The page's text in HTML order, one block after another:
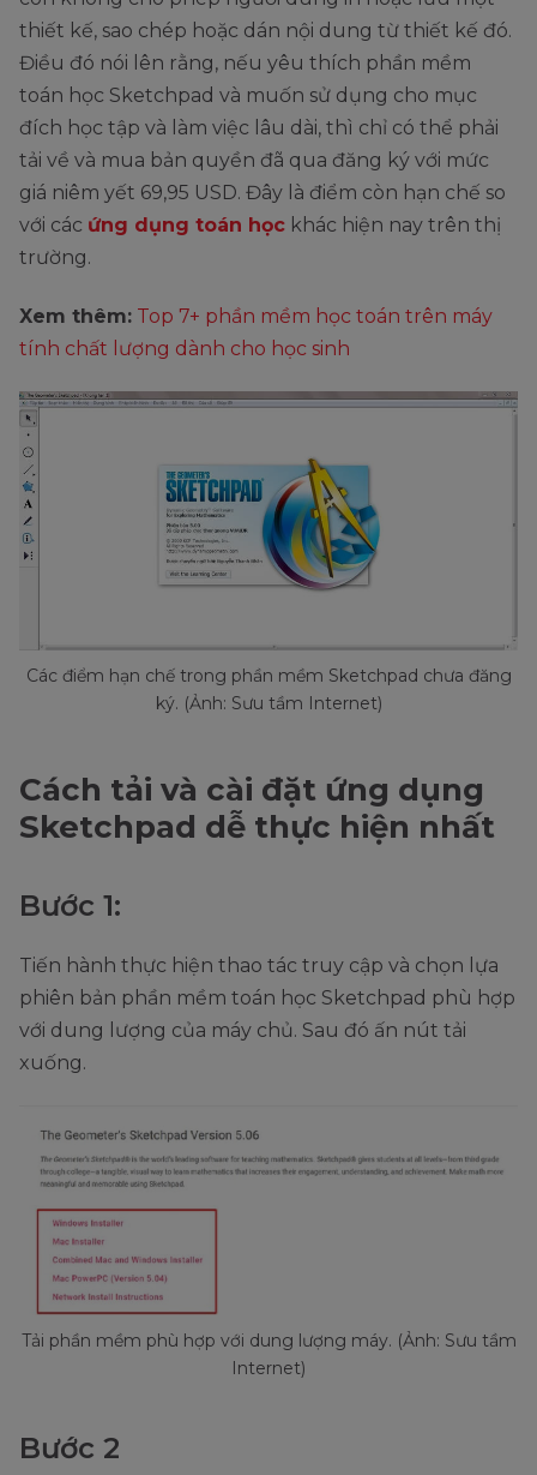
thiết kế, sao chép hoặc dán nội dung từ thiết kế đó.
Điều đó nói lên rằng, nếu yêu thích phần mềm
toán học Sketchpad và muốn sử dụng cho mục
đích học tập và làm việc lâu dài, thì chỉ có thể phải
tải về và mua bản quyền đã qua đăng ký với mức
giá niêm yết 69,95 USD. Đây là điểm còn hạn chế so
với các ứng dụng toán học khác hiện nay trên thị
trường.
Xem thêm: Top 7+ phần mềm học toán trên máy
tính chất lượng dành cho học sinh
Các điểm hạn chế trong phần mềm Sketchpad chưa đăng
ký. (Ảnh: Sưu tầm Internet)
Cách tải và cài đặt ứng dụng
Sketchpad dễ thực hiện nhất
Bước 1:
Tiến hành thực hiện thao tác truy cập và chọn lựa
phiên bản phần mềm toán học Sketchpad phù hợp
với dung lượng của máy chủ. Sau đó ấn nút tải
xuống.
Tải phần mềm phù hợp với dung lượng máy. (Ảnh: Sưu tầm
Internet)
Bước 2